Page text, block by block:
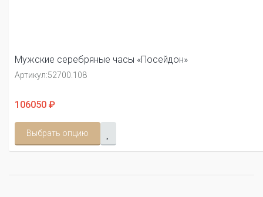
Мужские серебряные часы «Посейдон»
Артикул:52700.108
106050 ₽
Выбрать опцию